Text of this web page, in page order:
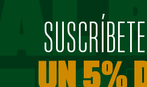
UN 5%